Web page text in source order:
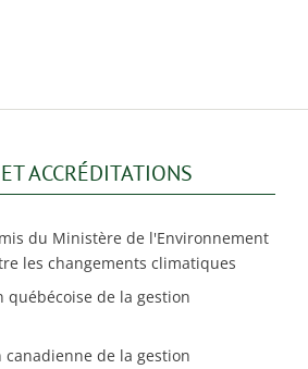
ACCRÉDITATIONS
du Ministère de l'Environnement
les changements climatiques
québécoise de la gestion
canadienne de la gestion